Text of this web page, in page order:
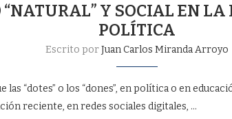
Y SOCIAL EN
POLÍTICA
Escrito porJuan Carlos Miranda Arroyo
las “dotes” o los “dones”, en política o en
reciente, en redes sociales digitales, …